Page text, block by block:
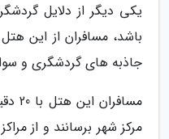
یکی دیگر از دلایل
باشد، مسافران از این
جاذبه های گردشگری و
مرکز شهر برسانند و از